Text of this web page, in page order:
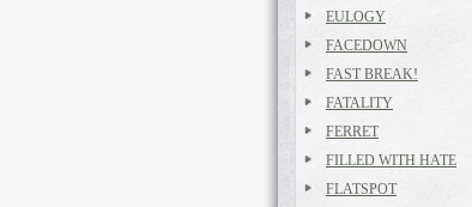
EULOGY
FACEDOWN
FAST BREAK!
FATALITY
FERRET
FILLED WITH HATE
FLATSPOT